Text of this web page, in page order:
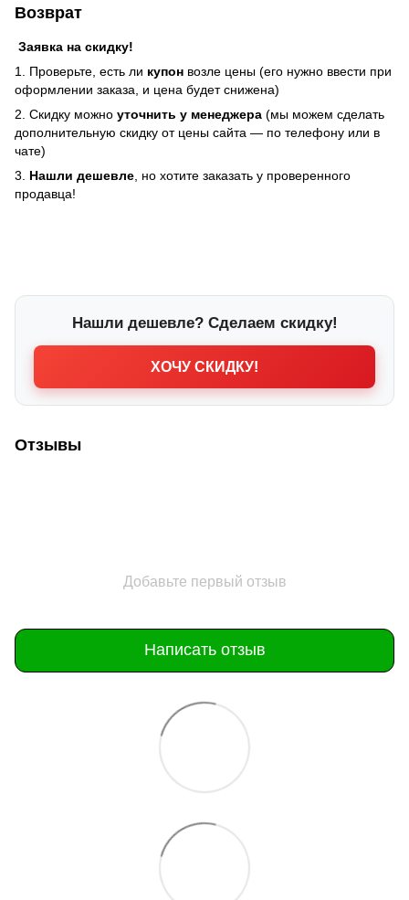
Возврат
Заявка на скидку!
1. Проверьте, есть ли купон возле цены (его нужно ввести при
оформлении заказа, и цена будет снижена)
2. Скидку можно уточнить у менеджера (мы можем сделать
дополнительную скидку от цены сайта — по телефону или в
чате)
3. Нашли дешевле , но хотите заказать у проверенного
продавца!
Нашли дешевле? Сделаем скидку!
ХОЧУ СКИДКУ!
Отзывы
Добавьте первый отзыв
Написать отзыв